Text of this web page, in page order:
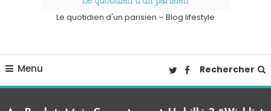
Le quotidien d'un parisien – Blog lifestyle
Menu Rechercher